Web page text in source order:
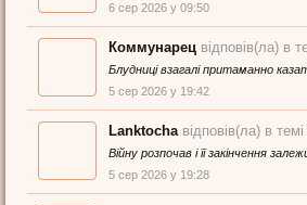
6 сер 2026 у 09:50
Коммунарец відповів(ла) в
Блудниці взагалі притаманно
5 сер 2026 у 19:42
Lanktochaвідповів(ла) в темі
Війну розпочав і її закінчення
5 сер 2026 у 19:28